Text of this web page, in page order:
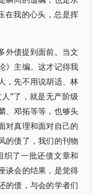
在我的心头，总是挥
外债提到面前。当文
》主编。这才记得我
，先不用说胡适、林
”了，就是无产阶级
、邓拓等等，也够头
对真理和面对自己的
的债了，我们的刊物
织了一批还债文章和
谈会的结果，是觉得
的债，与会的学者们